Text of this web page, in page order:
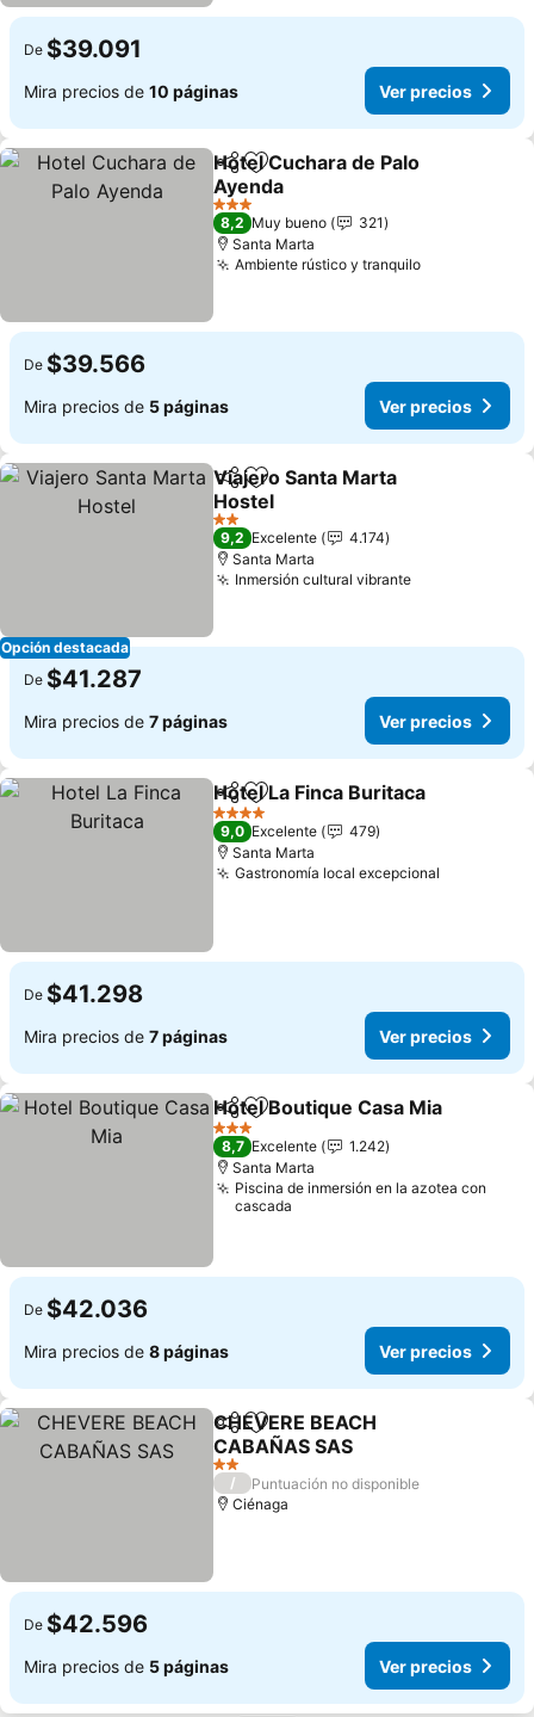
De $39.091
Mira precios de 10 páginas Ver precios
CompartirAgregar a favoritos
Hotel Cuchara de Palo
Ayenda
3 Estrellas
8,2 Muy bueno
321
Santa Marta
Ambiente rústico y tranquilo
De $39.566
Mira precios de 5 páginas Ver precios
Opción destacada
CompartirAgregar a favoritos
Viajero Santa Marta
Hostel
2 Estrellas
9,2 Excelente
4.174
Santa Marta
Inmersión cultural vibrante
De $41.287
Mira precios de 7 páginas Ver precios
CompartirAgregar a favoritos
Hotel La Finca Buritaca
4 Estrellas
9,0 Excelente
479
Santa Marta
Gastronomía local excepcional
De $41.298
Mira precios de 7 páginas Ver precios
CompartirAgregar a favoritos
Hotel Boutique Casa Mia
3 Estrellas
8,7 Excelente
1.242
Santa Marta
Piscina de inmersión en la azotea con
cascada
De $42.036
Mira precios de 8 páginas Ver precios
CompartirAgregar a favoritos
CHEVERE BEACH
CABAÑAS SAS
2 Estrellas
/
Puntuación no disponible
Ciénaga
De $42.596
Mira precios de 5 páginas Ver precios